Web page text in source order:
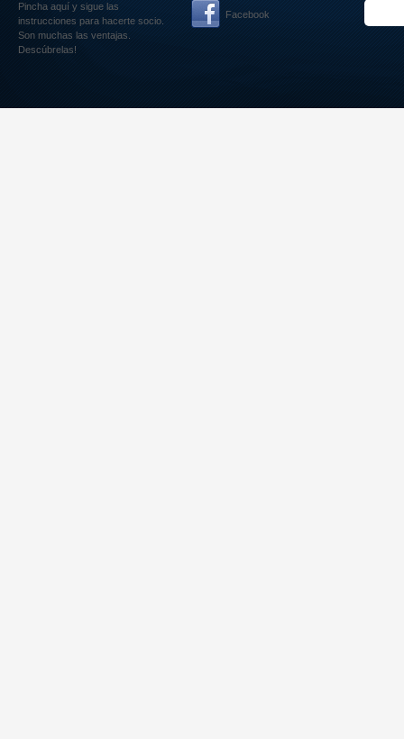
Pincha aquí y sigue las
instrucciones para hacerte socio.
Son muchas las ventajas.
Descúbrelas!
Facebook